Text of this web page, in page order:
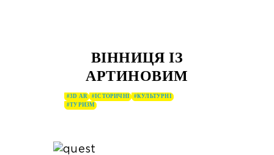
ВІННИЦЯ ІЗ
АРТИНОВИМ
#3D AR #ІСТОРИЧНІ
#КУЛЬТУРНІ
#ТУРИЗМ